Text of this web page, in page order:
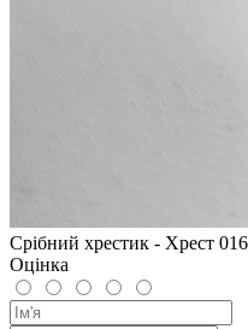
Срібний хрестик - Хрест
Оцінка